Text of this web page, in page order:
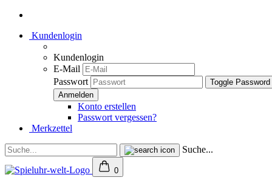
Kundenlogin
Kundenlogin
E-Mail
Passwort
Toggle
Konto erstellen
Passwort vergessen?
Merkzettel
Suche...
0